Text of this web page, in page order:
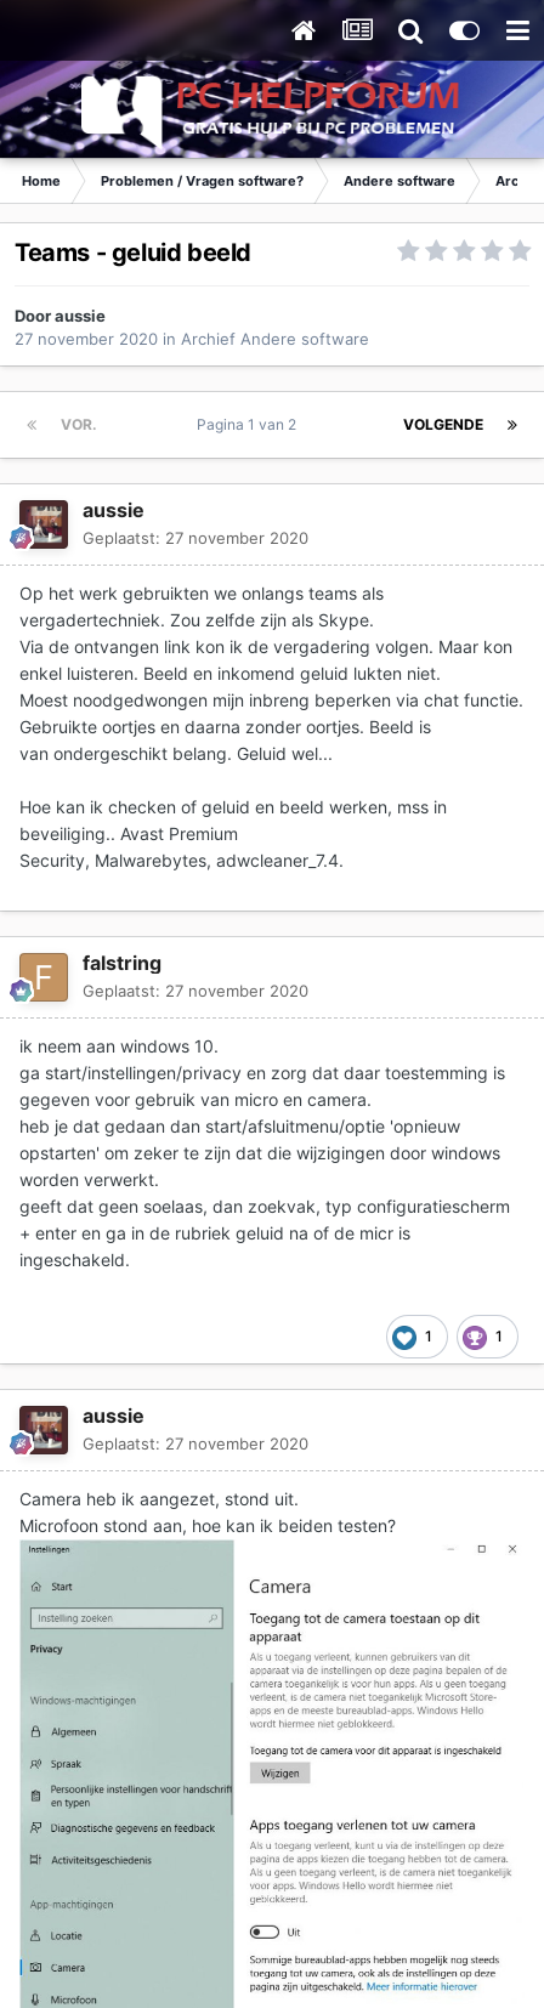
Home Problemen / Vragen software? Andere software
Teams - geluid beeld
Dooraussie
27 november 2020 in Archief Andere software
VOR. VOLGENDE
Pagina 1 van 2
aussie
Geplaatst: 27 november 2020
Op het werk gebruikten we onlangs teams als
vergadertechniek. Zou zelfde zijn als Skype.
Via de ontvangen link kon ik de vergadering volgen. Maar kon
enkel luisteren. Beeld en inkomend geluid lukten niet.
Moest noodgedwongen mijn inbreng beperken via chat functie.
Gebruikte oortjes en daarna zonder oortjes. Beeld is
van ondergeschikt belang. Geluid wel...
Hoe kan ik checken of geluid en beeld werken, mss in
beveiliging.. Avast Premium
Security, Malwarebytes, adwcleaner_7.4.
falstring
Geplaatst: 27 november 2020
ik neem aan windows 10.
ga start/instellingen/privacy en zorg dat daar toestemming is
gegeven voor gebruik van micro en camera.
heb je dat gedaan dan start/afsluitmenu/optie 'opnieuw
opstarten' om zeker te zijn dat die wijzigingen door windows
worden verwerkt.
geeft dat geen soelaas, dan zoekvak, typ configuratiescherm
+ enter en ga in de rubriek geluid na of de micr is
ingeschakeld.
1 1
aussie
Geplaatst: 27 november 2020
Camera heb ik aangezet, stond uit.
Microfoon stond aan, hoe kan ik beiden testen?